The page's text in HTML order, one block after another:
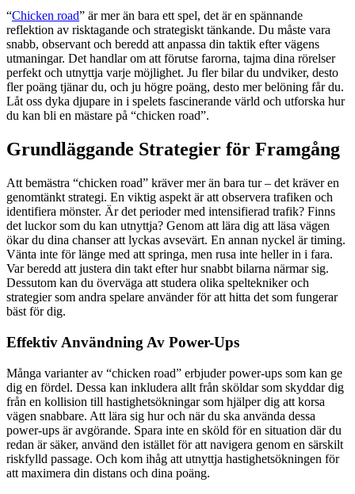
“Chicken road” är mer än bara ett spel, det är en spännande
reflektion av risktagande och strategiskt tänkande. Du måste vara
snabb, observant och beredd att anpassa din taktik efter vägens
utmaningar. Det handlar om att förutse farorna, tajma dina rörelser
perfekt och utnyttja varje möjlighet. Ju fler bilar du undviker, desto
fler poäng tjänar du, och ju högre poäng, desto mer belöning får du.
Låt oss dyka djupare in i spelets fascinerande värld och utforska hur
du kan bli en mästare på “chicken road”.
Grundläggande Strategier för Framgång
Att bemästra “chicken road” kräver mer än bara tur – det kräver en
genomtänkt strategi. En viktig aspekt är att observera trafiken och
identifiera mönster. Är det perioder med intensifierad trafik? Finns
det luckor som du kan utnyttja? Genom att lära dig att läsa vägen
ökar du dina chanser att lyckas avsevärt. En annan nyckel är timing.
Vänta inte för länge med att springa, men rusa inte heller in i fara.
Var beredd att justera din takt efter hur snabbt bilarna närmar sig.
Dessutom kan du överväga att studera olika speltekniker och
strategier som andra spelare använder för att hitta det som fungerar
bäst för dig.
Effektiv Användning Av Power-Ups
Många varianter av “chicken road” erbjuder power-ups som kan ge
dig en fördel. Dessa kan inkludera allt från sköldar som skyddar dig
från en kollision till hastighetsökningar som hjälper dig att korsa
vägen snabbare. Att lära sig hur och när du ska använda dessa
power-ups är avgörande. Spara inte en sköld för en situation där du
redan är säker, använd den istället för att navigera genom en särskilt
riskfylld passage. Och kom ihåg att utnyttja hastighetsökningen för
att maximera din distans och dina poäng.